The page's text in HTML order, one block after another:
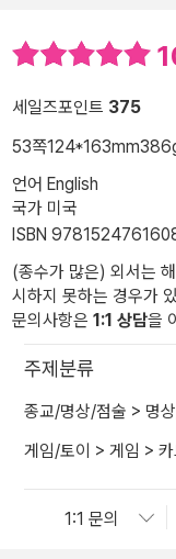
세일즈포인트 375
53쪽124*163mm
언어 English
국가 미국
ISBN
(종수가 많은) 외서는
시하지 못하는 경우가
문의사항은 1:1 상담을
주제분류
종교/명상/점술 > 명
게임/토이 > 게임 >